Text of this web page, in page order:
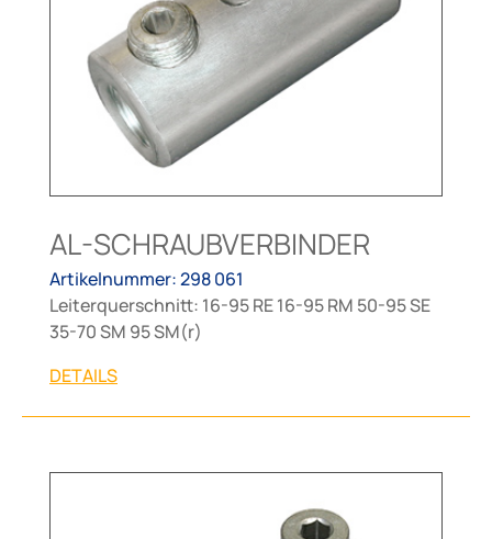
AL-SCHRAUBVERBINDER
Artikelnummer: 298 061
Leiterquerschnitt: 16-95 RE 16-95 RM 50-95 SE
35-70 SM 95 SM(r)
DETAILS